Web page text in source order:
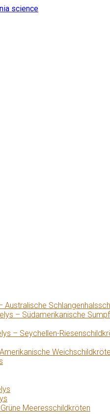
Australische
– Südamerikanische
– Seychellen-
Meeresschildkröten